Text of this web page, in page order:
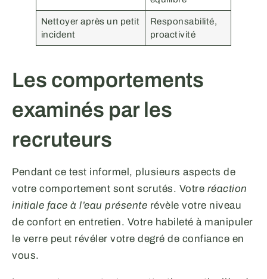
Nettoyer après un petit
incident
Responsabilité,
proactivité
Les comportements
examinés par les
recruteurs
Pendant ce test informel, plusieurs aspects de
votre comportement sont scrutés. Votre réaction
initiale face à l’eau présente révèle votre niveau
de confort en entretien. Votre habileté à manipuler
le verre peut révéler votre degré de confiance en
vous.